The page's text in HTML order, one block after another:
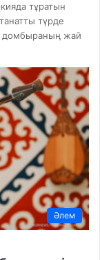
тұратын
түрде
домбыраның жай
Әлем